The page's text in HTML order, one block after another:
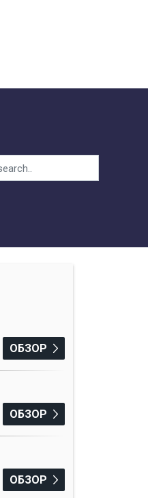
ОБЗОР
ОБЗОР
ОБЗОР